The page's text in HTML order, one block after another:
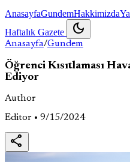
AnasayfaGundemHakkimizda
Haftalık Gazete
dark_mode
Anasayfa/Gundem
Öğrenci Kısıtlaması
Ediyor
Author
Editor • 9/15/2024
share